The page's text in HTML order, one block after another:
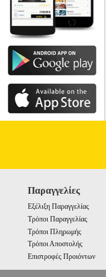
Παραγγελίες
Εξέλιξη Παραγγελίας
Τρόποι Παραγγελίας
Τρόποι Πληρωμής
Τρόποι Αποστολής
Επιστροφές Προιόντων